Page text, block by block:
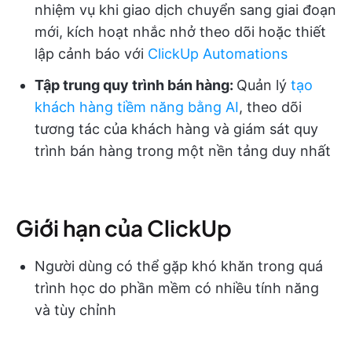
nhiệm vụ khi giao dịch chuyển sang giai đoạn
mới, kích hoạt nhắc nhở theo dõi hoặc thiết
lập cảnh báo với ClickUp Automations
Tập trung quy trình bán hàng: Quản lý tạo
khách hàng tiềm năng bằng AI, theo dõi
tương tác của khách hàng và giám sát quy
trình bán hàng trong một nền tảng duy nhất
Giới hạn của ClickUp
Người dùng có thể gặp khó khăn trong quá
trình học do phần mềm có nhiều tính năng
và tùy chỉnh